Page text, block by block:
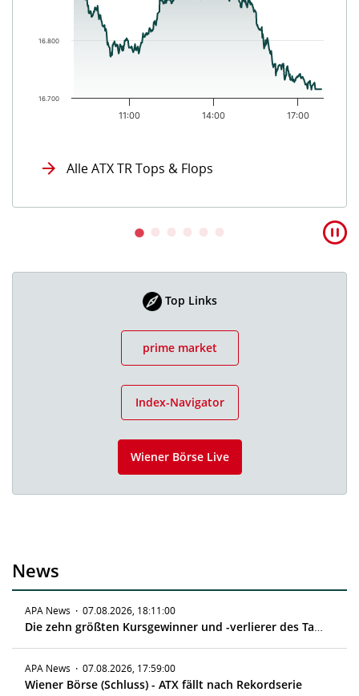
11:00 14:00 17:00
16.700
16.800
Alle ATX TR Tops & Flops
Top Links
prime market
Index-Navigator
Wiener Börse Live
News
APA News · 07.08.2026, 18:11:00
Die zehn größten Kursgewinner und -verlierer des Tages
APA News · 07.08.2026, 17:59:00
Wiener Börse (Schluss) - ATX fällt nach Rekordserie